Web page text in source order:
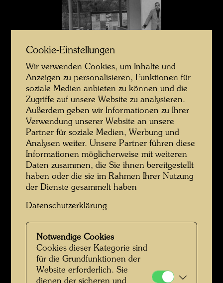
Hundertwasser vor rechtwinkeliger Architektur
Cookie-Einstellungen
Wir verwenden Cookies, um Inhalte und
Anzeigen zu personalisieren, Funktionen für
soziale Medien anbieten zu können und die
Zugriffe auf unsere Website zu analysieren.
Außerdem geben wir Informationen zu Ihrer
Verwendung unserer Website an unsere
Partner für soziale Medien, Werbung und
Analysen weiter. Unsere Partner führen diese
Informationen möglicherweise mit weiteren
Daten zusammen, die Sie ihnen bereitgestellt
haben oder die sie im Rahmen Ihrer Nutzung
der Dienste gesammelt haben
Datenschutzerklärung
Notwendige Cookies
Cookies dieser Kategorie sind
für die Grundfunktionen der
Website erforderlich. Sie